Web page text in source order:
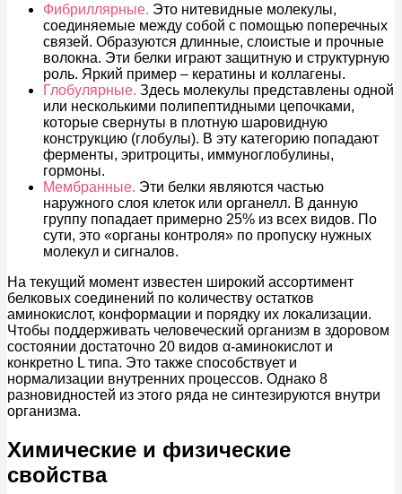
Фибриллярные. Это нитевидные молекулы,
соединяемые между собой с помощью поперечных
связей. Образуются длинные, слоистые и прочные
волокна. Эти белки играют защитную и структурную
роль. Яркий пример – кератины и коллагены.
Глобулярные. Здесь молекулы представлены одной
или несколькими полипептидными цепочками,
которые свернуты в плотную шаровидную
конструкцию (глобулы). В эту категорию попадают
ферменты, эритроциты, иммуноглобулины,
гормоны.
Мембранные. Эти белки являются частью
наружного слоя клеток или органелл. В данную
группу попадает примерно 25% из всех видов. По
сути, это «органы контроля» по пропуску нужных
молекул и сигналов.
На текущий момент известен широкий ассортимент
белковых соединений по количеству остатков
аминокислот, конформации и порядку их локализации.
Чтобы поддерживать человеческий организм в здоровом
состоянии достаточно 20 видов α-аминокислот и
конкретно L типа. Это также способствует и
нормализации внутренних процессов. Однако 8
разновидностей из этого ряда не синтезируются внутри
организма.
Химические и физические
свойства